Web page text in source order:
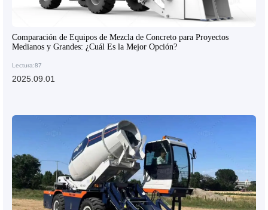
Comparación de Equipos de Mezcla de Concreto para Proyectos
Medianos y Grandes: ¿Cuál Es la Mejor Opción?
Lectura:87
2025.09.01